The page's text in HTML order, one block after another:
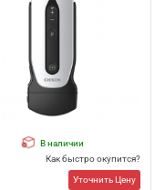
В наличии
Как быстро окупится?
Уточнить Цену